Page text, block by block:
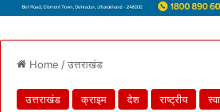
Home /उत्तराखंड
उत्तराखंड क्राइम देश राष्ट्रीय